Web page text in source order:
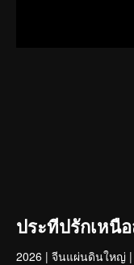
ประทีปรักเหนื
2026 | จีนแผ่นดินใหญ่ |